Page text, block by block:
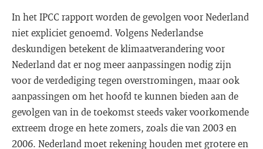
In het IPCC rapport worden de gevolgen voor Nederland
niet expliciet genoemd. Volgens Nederlandse
deskundigen betekent de klimaatverandering voor
Nederland dat er nog meer aanpassingen nodig zijn
voor de verdediging tegen overstromingen, maar ook
aanpassingen om het hoofd te kunnen bieden aan de
gevolgen van in de toekomst steeds vaker voorkomende
extreem droge en hete zomers, zoals die van 2003 en
2006. Nederland moet rekening houden met grotere en